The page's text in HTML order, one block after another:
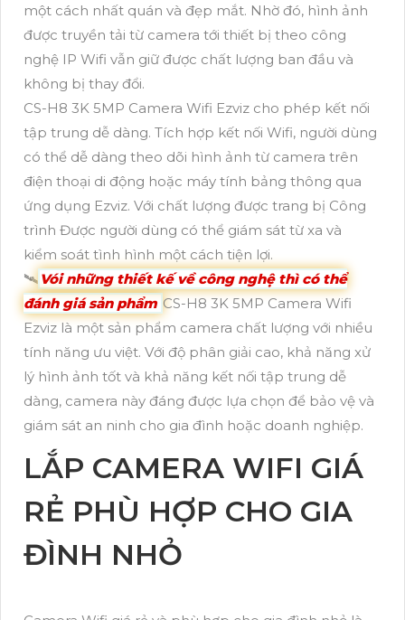
một cách nhất quán và đẹp mắt. Nhờ đó, hình ảnh
được truyền tải từ camera tới thiết bị theo công
nghệ IP Wifi vẫn giữ được chất lượng ban đầu và
không bị thay đổi.
CS-H8 3K 5MP Camera Wifi Ezviz cho phép kết nối
tập trung dễ dàng. Tích hợp kết nối Wifi, người dùng
có thể dễ dàng theo dõi hình ảnh từ camera trên
điện thoại di động hoặc máy tính bảng thông qua
ứng dụng Ezviz. Với chất lượng được trang bị Công
trình Được người dùng có thể giám sát từ xa và
kiểm soát tình hình một cách tiện lợi.
🛰 Vói những thiết kế về công nghệ thì có thể
đánh giá sản phẩm CS-H8 3K 5MP Camera Wifi
Ezviz là một sản phẩm camera chất lượng với nhiều
tính năng ưu việt. Với độ phân giải cao, khả năng xử
lý hình ảnh tốt và khả năng kết nối tập trung dễ
dàng, camera này đáng được lựa chọn để bảo vệ và
giám sát an ninh cho gia đình hoặc doanh nghiệp.
LẮP CAMERA WIFI GIÁ
RẺ PHÙ HỢP CHO GIA
ĐÌNH NHỎ